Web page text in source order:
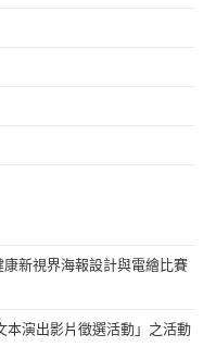
新視界海報設計與電繪比賽
本演出影片徵選活動」之活動